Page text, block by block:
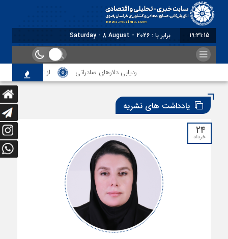
19:31:17 برابر با : Saturday - 8 August - 2026
ردیابی دلارهای صادراتی از اصلاح مقررات بانکی و
یادداشت های نشریه
۲۴
خرداد